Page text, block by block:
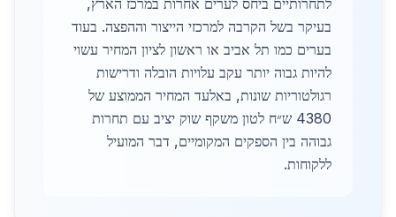
לתחרותיים ביחס לערים אחרות במרכז הארץ,
בעיקר בשל הקרבה למרכזי הייצור וההפצה. בעוד
בערים כמו תל אביב או ראשון לציון המחיר עשוי
להיות גבוה יותר עקב עלויות הובלה ודרישות
רגולטוריות שונות, באלעד המחיר הממוצע של
4380 ש״ח לטון משקף שוק יציב עם תחרות
גבוהה בין הספקים המקומיים, דבר המועיל
ללקוחות.